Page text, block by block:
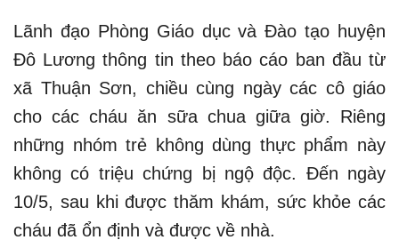
Lãnh đạo Phòng Giáo dục và Đào tạo huyện
Đô Lương thông tin theo báo cáo ban đầu từ
xã Thuận Sơn, chiều cùng ngày các cô giáo
cho các cháu ăn sữa chua giữa giờ. Riêng
những nhóm trẻ không dùng thực phẩm này
không có triệu chứng bị ngộ độc. Đến ngày
10/5, sau khi được thăm khám, sức khỏe các
cháu đã ổn định và được về nhà.